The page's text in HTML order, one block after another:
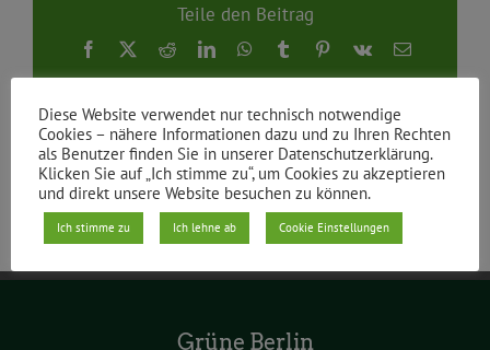
Teile den Beitrag
Facebook
X RedditLinkedInWhatsApp
TumblrPinterest
Vk
E-
Grüne Berlin
Diese Website verwendet nur technisch notwendige
Cookies – nähere Informationen dazu und zu Ihren Rechten
als Benutzer finden Sie in unserer Datenschutzerklärung.
Klicken Sie auf „Ich stimme zu“, um Cookies zu akzeptieren
und direkt unsere Website besuchen zu können.
Ich stimme zu Ich lehne ab Cookie Einstellungen